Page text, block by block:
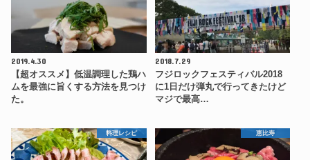
2019.4.30
【超オススメ】低温調理した鶏ハ
ムを最強に旨くする方法を見つけ
た。
2018.7.29
フジロックフェスティバル2018
に1日だけ弾丸で行ってきたけど
マジで最高…
料理レシピ 恵比寿